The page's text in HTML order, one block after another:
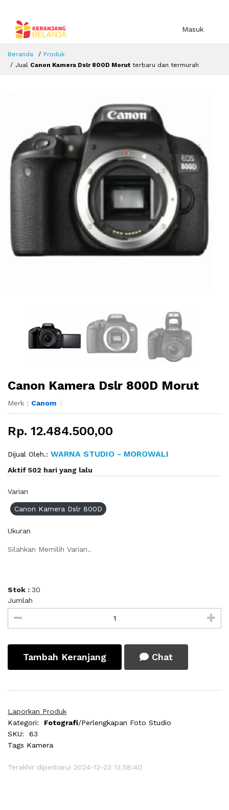
Masuk
Beranda
Produk
Jual Canon Kamera Dslr 800D Morut terbaru dan termurah
Canon Kamera Dslr 800D Morut
Merk : Canom
Rp. 12.484.500,00
Dijual Oleh.: WARNA STUDIO - MOROWALI
Aktif 502 hari yang lalu
Varian
Canon Kamera Dslr 800D
Ukuran
Silahkan Memilih Varian..
Stok : 30
Jumlah
Tambah Keranjang Chat
Laporkan Produk
Kategori:
Fotografi/Perlengkapan Foto Studio
SKU:
63
Tags Kamera
Terakhir diperbarui 2024-12-23 13:58:40